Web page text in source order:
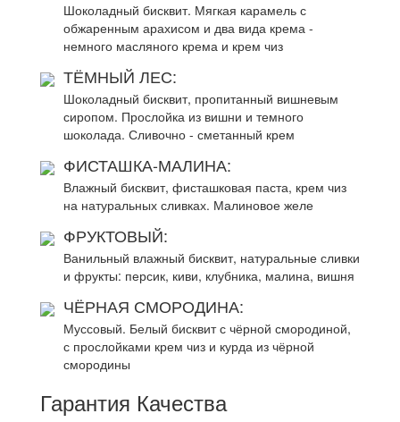
Шоколадный бисквит. Мягкая карамель с
обжаренным арахисом и два вида крема -
немного масляного крема и крем чиз
ТЁМНЫЙ ЛЕС:
Шоколадный бисквит, пропитанный вишневым
сиропом. Прослойка из вишни и темного
шоколада. Сливочно - сметанный крем
ФИСТАШКА-МАЛИНА:
Влажный бисквит, фисташковая паста, крем чиз
на натуральных сливках. Малиновое желе
ФРУКТОВЫЙ:
Ванильный влажный бисквит, натуральные сливки
и фрукты: персик, киви, клубника, малина, вишня
ЧЁРНАЯ СМОРОДИНА:
Муссовый. Белый бисквит с чёрной смородиной,
с прослойками крем чиз и курда из чёрной
смородины
Гарантия Качества